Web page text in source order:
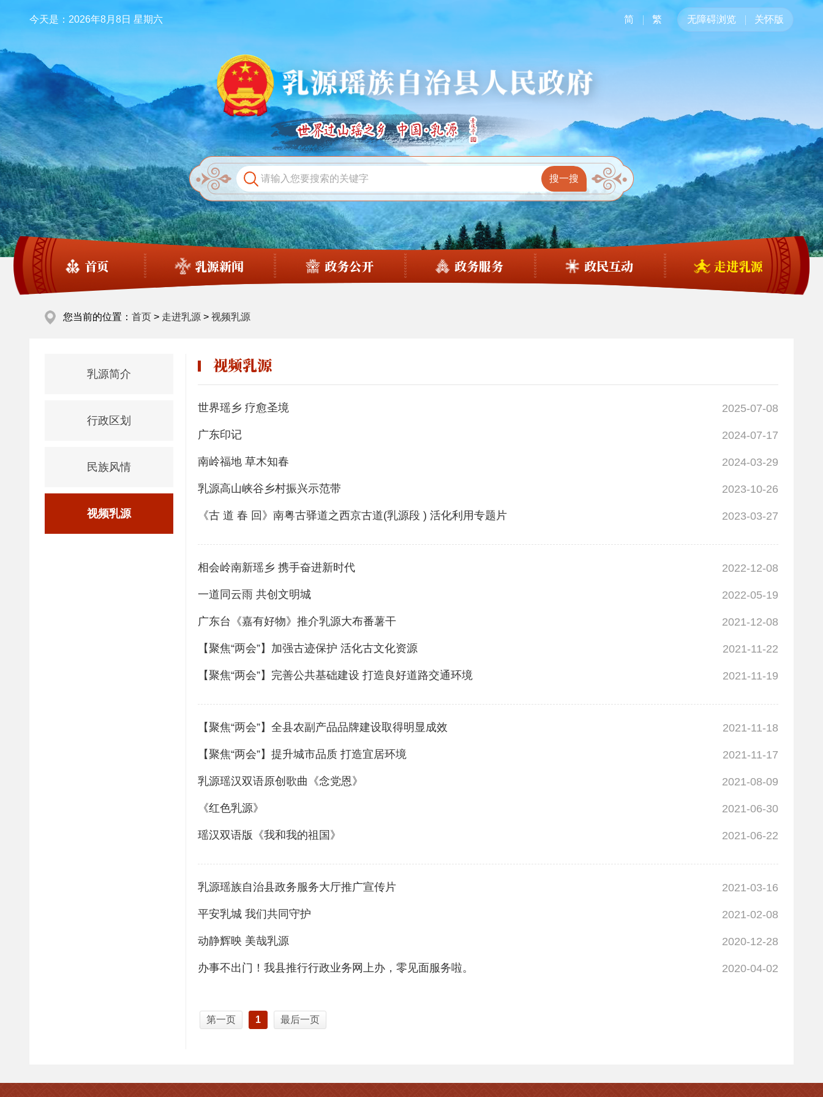
今天是：2026年8月8日 星期六 简 繁 无障碍浏览 关怀版
首页 乳源新闻 政务公开 政务服务 政民互动 走进乳源
您当前的位置： 首页 > 走进乳源 > 视频乳源
乳源简介
行政区划
民族风情
视频乳源
视频乳源
世界瑶乡 疗愈圣境 2025-07-08
广东印记 2024-07-17
南岭福地 草木知春 2024-03-29
乳源高山峡谷乡村振兴示范带 2023-10-26
《古 道 春 回》南粤古驿道之西京古道(乳源段 ) 活化利用专题片 2023-03-27
相会岭南新瑶乡 携手奋进新时代 2022-12-08
一道同云雨 共创文明城 2022-05-19
广东台《嘉有好物》推介乳源大布番薯干 2021-12-08
【聚焦“两会”】加强古迹保护 活化古文化资源 2021-11-22
【聚焦“两会”】完善公共基础建设 打造良好道路交通环境 2021-11-19
【聚焦“两会”】全县农副产品品牌建设取得明显成效 2021-11-18
【聚焦“两会”】提升城市品质 打造宜居环境 2021-11-17
乳源瑶汉双语原创歌曲《念党恩》 2021-08-09
《红色乳源》 2021-06-30
瑶汉双语版《我和我的祖国》 2021-06-22
乳源瑶族自治县政务服务大厅推广宣传片 2021-03-16
平安乳城 我们共同守护 2021-02-08
动静辉映 美哉乳源 2020-12-28
办事不出门！我县推行行政业务网上办，零见面服务啦。 2020-04-02
第一页 1 最后一页